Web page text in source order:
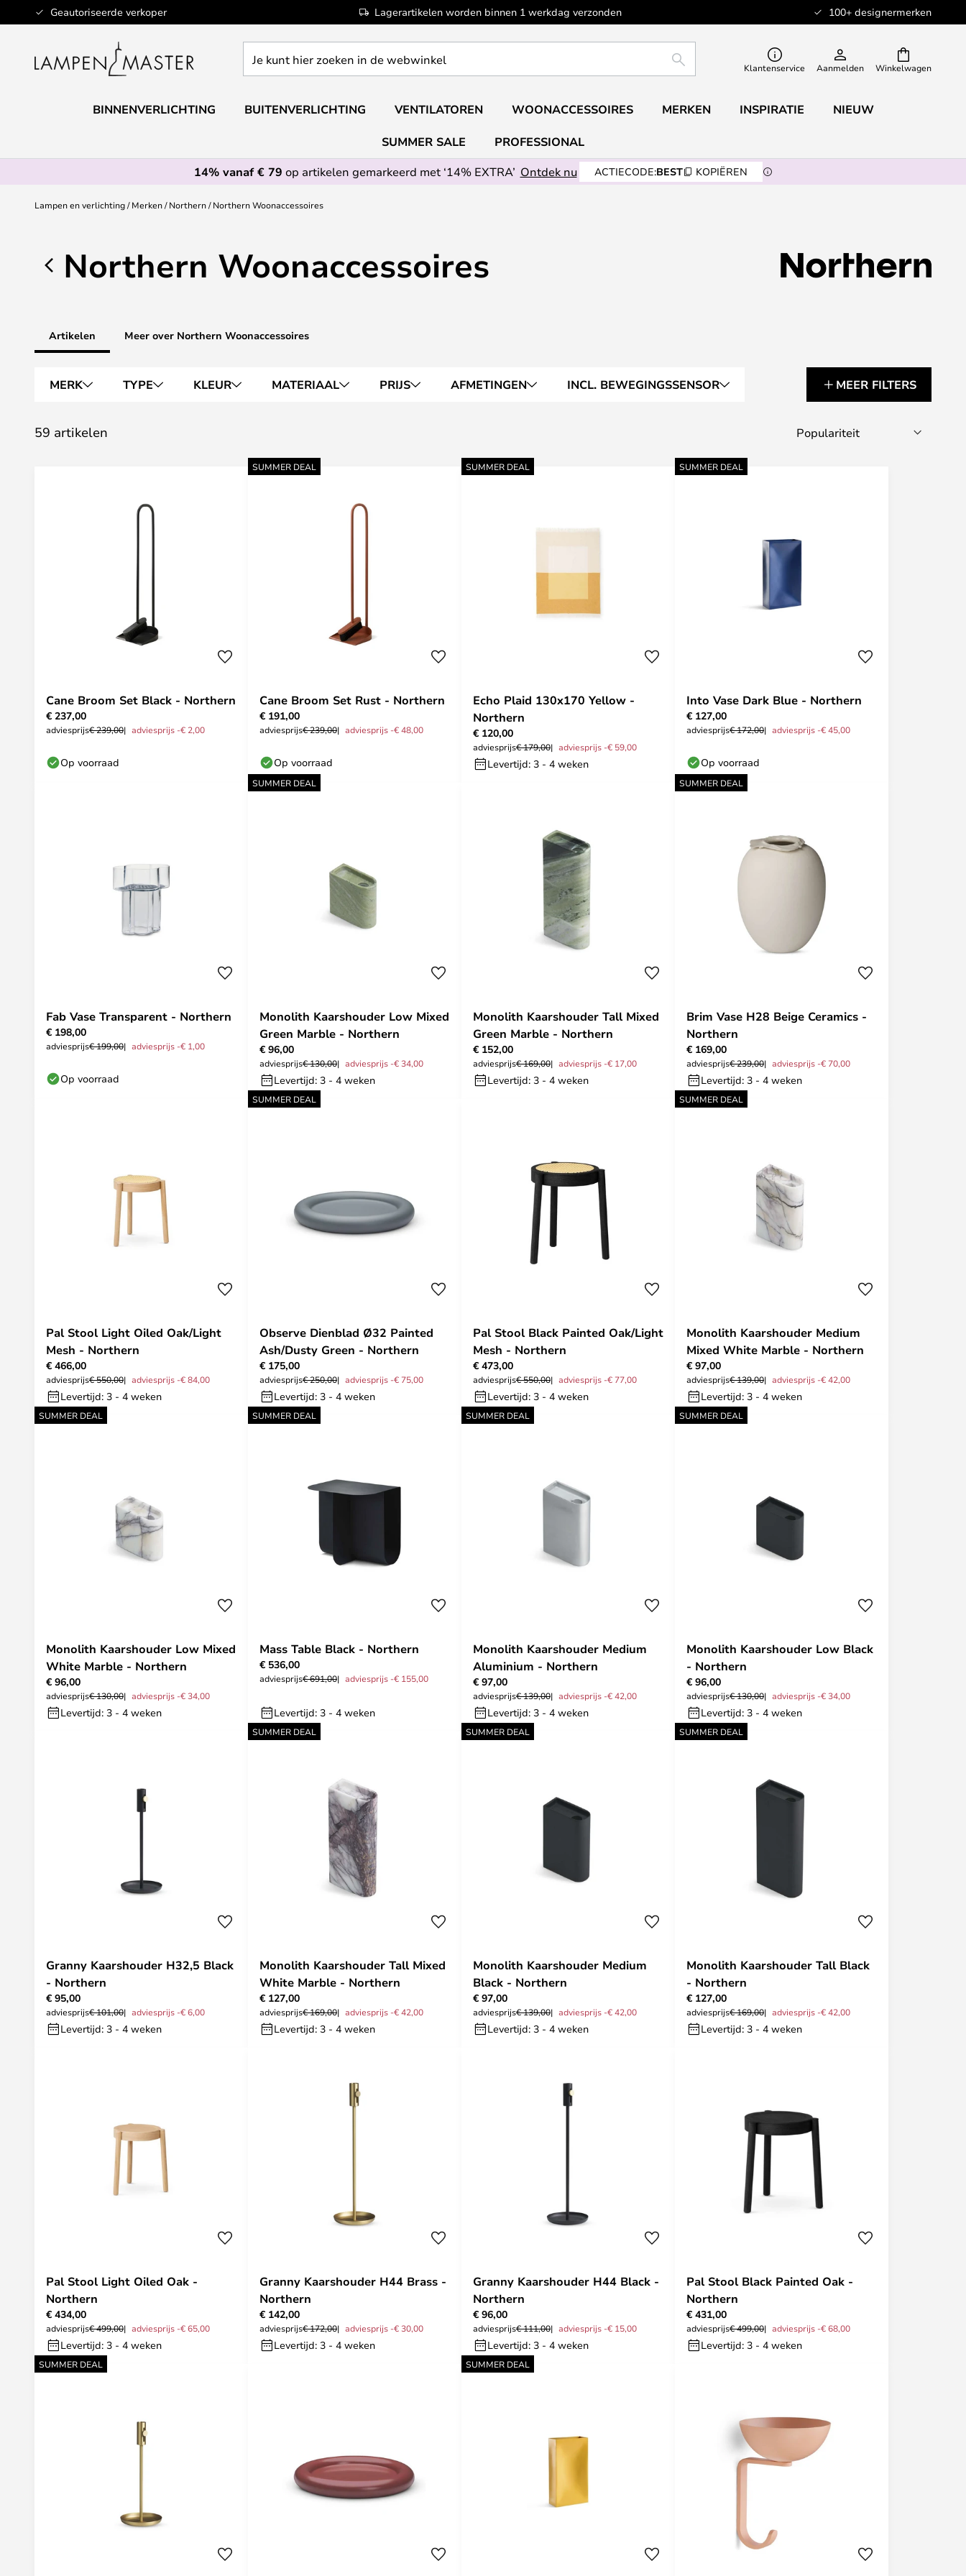
Geautoriseerde verkoper Lagerartikelen worden binnen 1 werkdag verzonden 100+ designermerken
Ga
naar
inhoud
Winkelwagen
kunt
zoeken
webwinkel
ZOEKEN Klantenservice Aanmelden
BINNENVERLICHTING BUITENVERLICHTING VENTILATOREN WOONACCESSOIRES MERKEN INSPIRATIE NIEUW
SUMMER SALE
PROFESSIONAL
14% vanaf € 79 op artikelen gemarkeerd met ‘14% EXTRA’ Ontdek nu ACTIECODE:BEST KOPIËREN
Lampen en verlichting Merken Northern Northern Woonaccessoires
Northern Woonaccessoires
Artikelen Meer over Northern Woonaccessoires
MERK TYPE KLEUR MATERIAAL PRIJS AFMETINGEN INCL. BEWEGINGSSENSOR MEER FILTERS
59 artikelen
Cane Broom Set Black - Northern
€ 237,00
adviesprijs€ 239,00 adviesprijs -€ 2,00
Op voorraad
SUMMER DEAL
Cane Broom Set Rust - Northern
€ 191,00
adviesprijs€ 239,00 adviesprijs -€ 48,00
Op voorraad
SUMMER DEAL
Echo Plaid 130x170 Yellow -
Northern
€ 120,00
adviesprijs€ 179,00 adviesprijs -€ 59,00
Levertijd: 3 - 4 weken
SUMMER DEAL
Into Vase Dark Blue - Northern
€ 127,00
adviesprijs€ 172,00 adviesprijs -€ 45,00
Op voorraad
Fab Vase Transparent - Northern
€ 198,00
adviesprijs€ 199,00 adviesprijs -€ 1,00
Op voorraad
SUMMER DEAL
Monolith Kaarshouder Low Mixed
Green Marble - Northern
€ 96,00
adviesprijs€ 130,00 adviesprijs -€ 34,00
Levertijd: 3 - 4 weken
Monolith Kaarshouder Tall Mixed
Green Marble - Northern
€ 152,00
adviesprijs€ 169,00 adviesprijs -€ 17,00
Levertijd: 3 - 4 weken
SUMMER DEAL
Brim Vase H28 Beige Ceramics -
Northern
€ 169,00
adviesprijs€ 239,00 adviesprijs -€ 70,00
Levertijd: 3 - 4 weken
Pal Stool Light Oiled Oak/Light
Mesh - Northern
€ 466,00
adviesprijs€ 550,00 adviesprijs -€ 84,00
Levertijd: 3 - 4 weken
SUMMER DEAL
Observe Dienblad Ø32 Painted
Ash/Dusty Green - Northern
€ 175,00
adviesprijs€ 250,00 adviesprijs -€ 75,00
Levertijd: 3 - 4 weken
Pal Stool Black Painted Oak/Light
Mesh - Northern
€ 473,00
adviesprijs€ 550,00 adviesprijs -€ 77,00
Levertijd: 3 - 4 weken
SUMMER DEAL
Monolith Kaarshouder Medium
Mixed White Marble - Northern
€ 97,00
adviesprijs€ 139,00 adviesprijs -€ 42,00
Levertijd: 3 - 4 weken
SUMMER DEAL
Monolith Kaarshouder Low Mixed
White Marble - Northern
€ 96,00
adviesprijs€ 130,00 adviesprijs -€ 34,00
Levertijd: 3 - 4 weken
SUMMER DEAL
Mass Table Black - Northern
€ 536,00
adviesprijs€ 691,00 adviesprijs -€ 155,00
Levertijd: 3 - 4 weken
SUMMER DEAL
Monolith Kaarshouder Medium
Aluminium - Northern
€ 97,00
adviesprijs€ 139,00 adviesprijs -€ 42,00
Levertijd: 3 - 4 weken
SUMMER DEAL
Monolith Kaarshouder Low Black
- Northern
€ 96,00
adviesprijs€ 130,00 adviesprijs -€ 34,00
Levertijd: 3 - 4 weken
Granny Kaarshouder H32,5 Black
- Northern
€ 95,00
adviesprijs€ 101,00 adviesprijs -€ 6,00
Levertijd: 3 - 4 weken
SUMMER DEAL
Monolith Kaarshouder Tall Mixed
White Marble - Northern
€ 127,00
adviesprijs€ 169,00 adviesprijs -€ 42,00
Levertijd: 3 - 4 weken
SUMMER DEAL
Monolith Kaarshouder Medium
Black - Northern
€ 97,00
adviesprijs€ 139,00 adviesprijs -€ 42,00
Levertijd: 3 - 4 weken
SUMMER DEAL
Monolith Kaarshouder Tall Black
- Northern
€ 127,00
adviesprijs€ 169,00 adviesprijs -€ 42,00
Levertijd: 3 - 4 weken
Pal Stool Light Oiled Oak -
Northern
€ 434,00
adviesprijs€ 499,00 adviesprijs -€ 65,00
Levertijd: 3 - 4 weken
Granny Kaarshouder H44 Brass -
Northern
€ 142,00
adviesprijs€ 172,00 adviesprijs -€ 30,00
Levertijd: 3 - 4 weken
Granny Kaarshouder H44 Black -
Northern
€ 96,00
adviesprijs€ 111,00 adviesprijs -€ 15,00
Levertijd: 3 - 4 weken
Pal Stool Black Painted Oak -
Northern
€ 431,00
adviesprijs€ 499,00 adviesprijs -€ 68,00
Levertijd: 3 - 4 weken
SUMMER DEAL SUMMER DEAL